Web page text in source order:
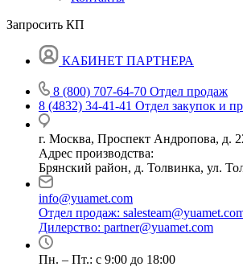
Запросить КП
КАБИНЕТ ПАРТНЕРА
8 (800) 707-64-70 Отдел продаж
8 (4832) 34-41-41 Отдел закупок и
г. Москва, Проспект Андропова, д.
Адрес производства:
Брянский район, д. Толвинка, ул.
info@yuamet.com
Отдел продаж:
Дилерство: partner@yuamet.com
Пн. – Пт.: с 9:00 до 18:00